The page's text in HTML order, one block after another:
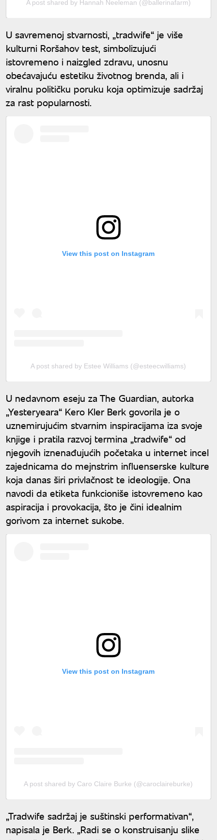
A post shared by Hannah Neeleman (@ballerinafarm)
U savremenoj stvarnosti, „tradwife“ je više
kulturni Roršahov test, simbolizujući
istovremeno i naizgled zdravu, unosnu
obećavajuću estetiku životnog brenda, ali i
viralnu političku poruku koja optimizuje sadržaj
za rast popularnosti.
View this post on Instagram
A post shared by Estee Williams (@esteecwilliams)
U nedavnom eseju za The Guardian, autorka
„Yesteryeara“ Kero Kler Berk govorila je o
uznemirujućim stvarnim inspiracijama iza svoje
knjige i pratila razvoj termina „tradwife“ od
njegovih iznenađujućih početaka u internet incel
zajednicama do mejnstrim influenserske kulture
koja danas širi privlačnost te ideologije. Ona
navodi da etiketa funkcioniše istovremeno kao
aspiracija i provokacija, što je čini idealnim
gorivom za internet sukobe.
View this post on Instagram
A post shared by Caro Claire Burke (@caroclaireburke)
„Tradwife sadržaj je suštinski performativan“,
napisala je Berk. „Radi se o konstruisanju slike